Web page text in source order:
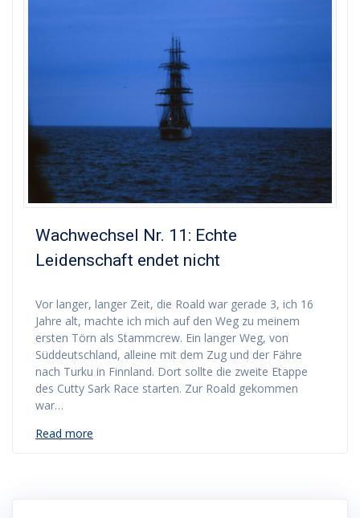
Wachwechsel Nr. 11: Echte
Leidenschaft endet nicht
Vor langer, langer Zeit, die Roald war gerade 3, ich 16
Jahre alt, machte ich mich auf den Weg zu meinem
ersten Törn als Stammcrew. Ein langer Weg, von
Süddeutschland, alleine mit dem Zug und der Fähre
nach Turku in Finnland. Dort sollte die zweite Etappe
des Cutty Sark Race starten. Zur Roald gekommen
war…
Read more